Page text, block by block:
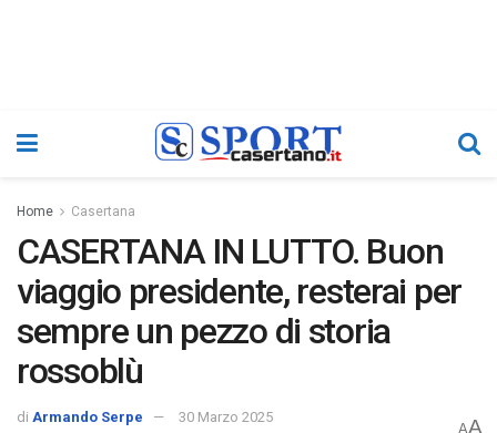
Home Casertana
CASERTANA IN LUTTO. Buon
viaggio presidente, resterai per
sempre un pezzo di storia
rossoblù
di Armando Serpe
30 Marzo 2025
AA